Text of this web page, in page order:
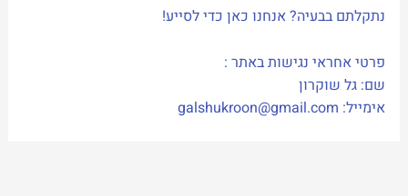
נתקלתם בבעיה? אנחנו כאן כדי לסייע!
פרטי אחראי נגישות באתר :
שם: גל שוקרון
אימייל: galshukroon@gmail.com